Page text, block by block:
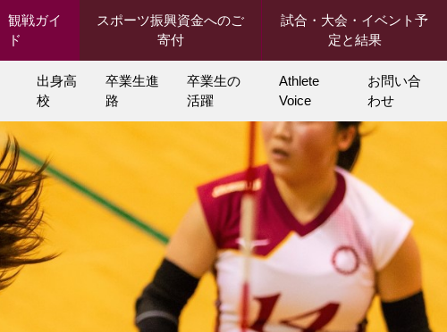
観戦ガイ
ド
スポーツ振興資金へのご
寄付
試合・大会・イベント予
定と結果
出身高
校
卒業生進
路
卒業生の
活躍
Athlete
Voice
お問い合
わせ